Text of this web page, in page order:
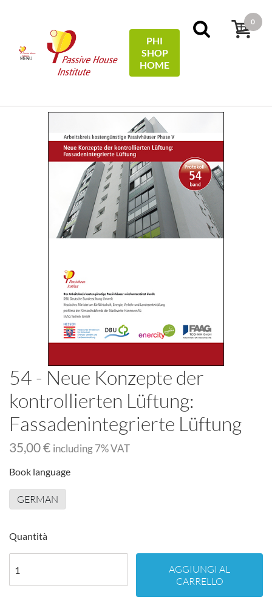
MENU
PHI
SHOP
HOME
0
Pagina iniziale Protocols
54 - Neue Konzepte der
54 - Neue Konzepte der
kontrollierten Lüftung:
Fassadenintegrierte Lüftung
35,00 € including 7% VAT
Book language
GERMAN
Quantità
AGGIUNGI AL
CARRELLO